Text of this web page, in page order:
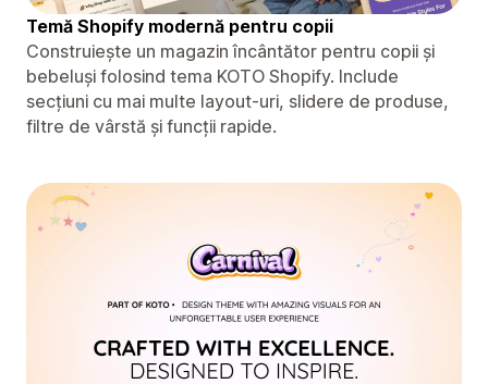
Temă Shopify modernă pentru copii
Construiește un magazin încântător pentru copii și
bebeluși folosind tema KOTO Shopify. Include
secțiuni cu mai multe layout-uri, slidere de produse,
filtre de vârstă și funcții rapide.